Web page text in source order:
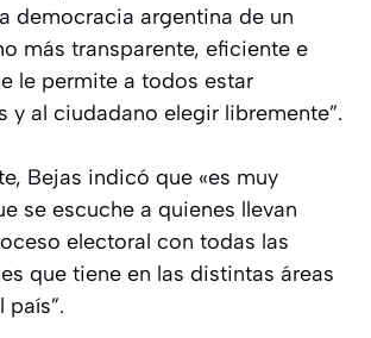
democracia argentina de un
más transparente, eficiente e
le permite a todos estar
y al ciudadano elegir libremente”.
Bejas indicó que «es muy
se escuche a quienes llevan
electoral con todas las
que tiene en las distintas áreas
país”.